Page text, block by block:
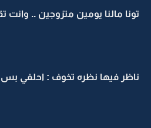
تونا مالنا يومين متزوجين .. وانت
ناظر فيها نظره تخوف : احلفي بس